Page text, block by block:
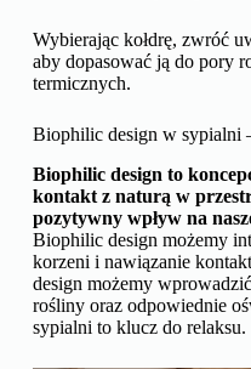
Wybierając kołdrę, zwróć
aby dopasować ją do pory
termicznych.
Biophilic design w sypialni
Biophilic design to
kontakt z naturą w
pozytywny wpływ na
Biophilic design możemy
korzeni i nawiązanie
design możemy
rośliny oraz odpowiednie
sypialni to klucz do relaksu.